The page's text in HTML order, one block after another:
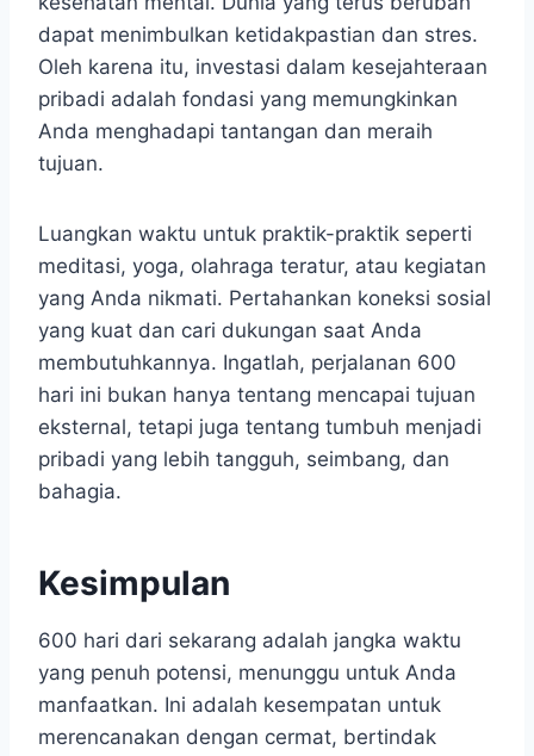
dapat menimbulkan ketidakpastian dan stres.
Oleh karena itu, investasi dalam kesejahteraan
pribadi adalah fondasi yang memungkinkan
Anda menghadapi tantangan dan meraih
tujuan.
Luangkan waktu untuk praktik-praktik seperti
meditasi, yoga, olahraga teratur, atau kegiatan
yang Anda nikmati. Pertahankan koneksi sosial
yang kuat dan cari dukungan saat Anda
membutuhkannya. Ingatlah, perjalanan 600
hari ini bukan hanya tentang mencapai tujuan
eksternal, tetapi juga tentang tumbuh menjadi
pribadi yang lebih tangguh, seimbang, dan
bahagia.
Kesimpulan
600 hari dari sekarang adalah jangka waktu
yang penuh potensi, menunggu untuk Anda
manfaatkan. Ini adalah kesempatan untuk
merencanakan dengan cermat, bertindak